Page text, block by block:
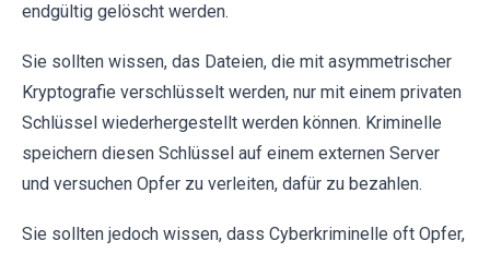
endgültig gelöscht werden.
Sie sollten wissen, das Dateien, die mit asymmetrischer
Kryptografie verschlüsselt werden, nur mit einem privaten
Schlüssel wiederhergestellt werden können. Kriminelle
speichern diesen Schlüssel auf einem externen Server
und versuchen Opfer zu verleiten, dafür zu bezahlen.
Sie sollten jedoch wissen, dass Cyberkriminelle oft Opfer,